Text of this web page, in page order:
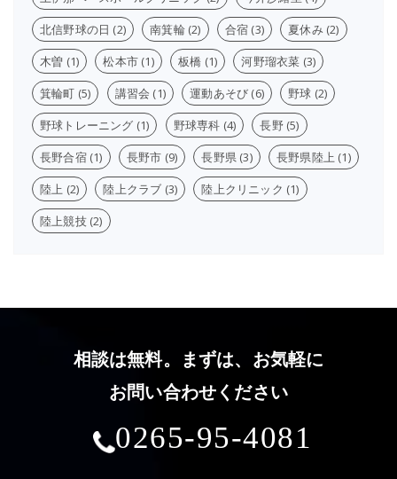
北信野球の日 (2) 南箕輪(2) 合宿 (3) 夏休み(2)
木曽 (1) 松本市 (1) 板橋 (1) 河野瑠衣菜 (3)
箕輪町 (5) 講習会 (1) 運動あそび (6) 野球 (2)
野球トレーニング (1) 野球専科 (4) 長野(5)
長野合宿(1) 長野市 (9) 長野県 (3) 長野県陸上 (1)
陸上 (2) 陸上クラブ (3) 陸上クリニック (1)
陸上競技(2)
相談は無料。まずは、お気軽に
お問い合わせください
0265-95-4081